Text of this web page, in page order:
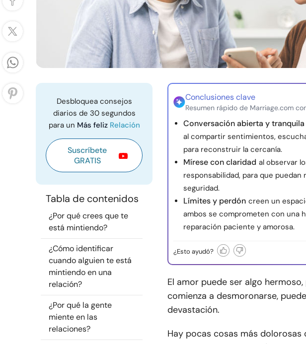
Desbloquea consejos
diarios de 30 segundos
para un Más feliz Relación
Suscríbete
GRATIS
Tabla de contenidos
¿Por qué crees que te
está mintiendo?
¿Cómo identificar
cuando alguien te está
mintiendo en una
relación?
¿Por qué la gente
miente en las
relaciones?
Conclusiones clave
Resumen rápido de Marriage.com
Conversación abierta y tranquila
al compartir sentimientos,
para reconstruir la cercanía.
Mírese con claridad al observar
responsabilidad, para que
seguridad.
Límites y perdón creen un
ambos se comprometen con una
reparación paciente y amorosa.
¿Esto ayudó?
El amor puede ser algo
comienza a desmoronarse,
devastación.
Hay pocas cosas más dolorosas